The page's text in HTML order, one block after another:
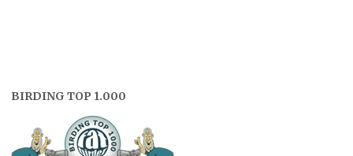
BIRDING TOP 1.000